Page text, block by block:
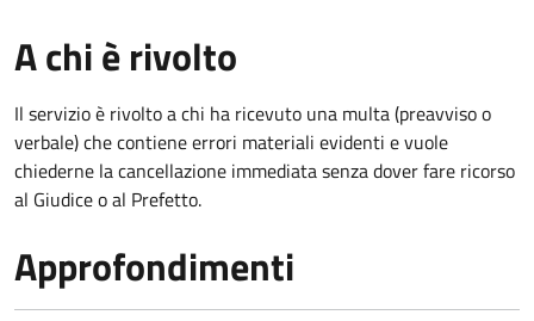
A chi è rivolto
Il servizio è rivolto a chi ha ricevuto una multa (preavviso o
verbale) che contiene errori materiali evidenti e vuole
chiederne la cancellazione immediata senza dover fare ricorso
al Giudice o al Prefetto.
Approfondimenti